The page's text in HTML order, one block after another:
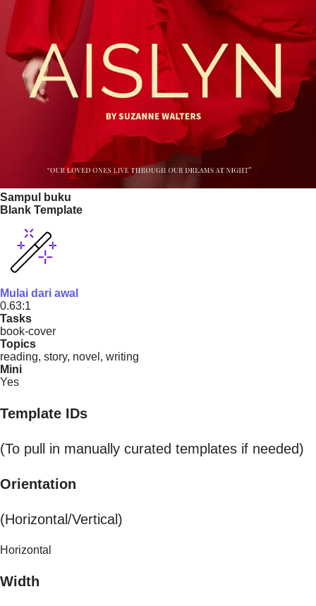
Sampul buku
Blank Template
Mulai dari awal
0.63:1
Tasks
book-cover
Topics
reading, story, novel, writing
Mini
Yes
Template IDs
(To pull in manually curated templates if needed)
Orientation
(Horizontal/Vertical)
Horizontal
Width